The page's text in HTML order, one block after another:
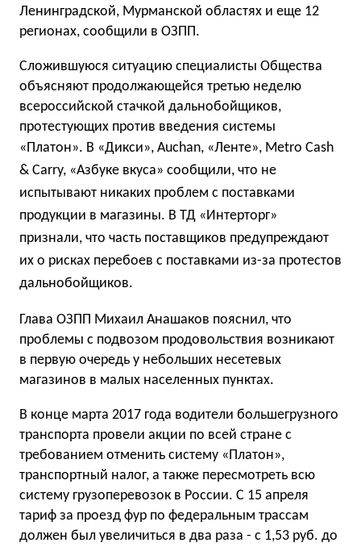
Ленинградской, Мурманской областях и еще 12
регионах, сообщили в ОЗПП.
Сложившуюся ситуацию специалисты Общества
объясняют продолжающейся третью неделю
всероссийской стачкой дальнобойщиков,
протестующих против введения системы
«Платон». В «Дикси», Auchan, «Ленте», Metro Cash
& Carry, «Азбуке вкуса» сообщили, что не
испытывают никаких проблем с поставками
продукции в магазины. В ТД «Интерторг»
признали, что часть поставщиков предупреждают
их о рисках перебоев с поставками из-за протестов
дальнобойщиков.
Глава ОЗПП Михаил Анашаков пояснил, что
проблемы с подвозом продовольствия возникают
в первую очередь у небольших несетевых
магазинов в малых населенных пунктах.
В конце марта 2017 года водители большегрузного
транспорта провели акции по всей стране с
требованием отменить систему «Платон»,
транспортный налог, а также пересмотреть всю
систему грузоперевозок в России. С 15 апреля
тариф за проезд фур по федеральным трассам
должен был увеличиться в два раза - с 1,53 руб. до